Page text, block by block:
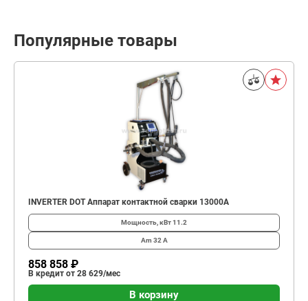
Популярные товары
INVERTER DOT Аппарат контактной сварки 13000А
Мощность, кВт11.2
Am 32 А
858 858 ₽
В кредит от 28 629/мес
В корзину